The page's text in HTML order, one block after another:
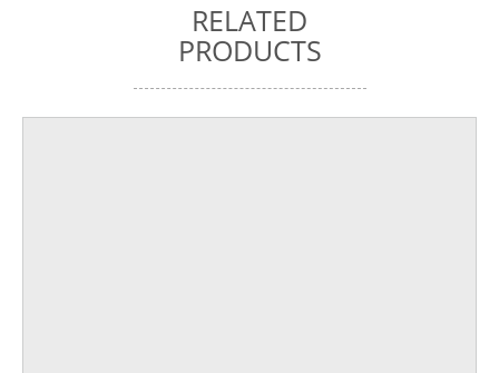
RELATED
PRODUCTS